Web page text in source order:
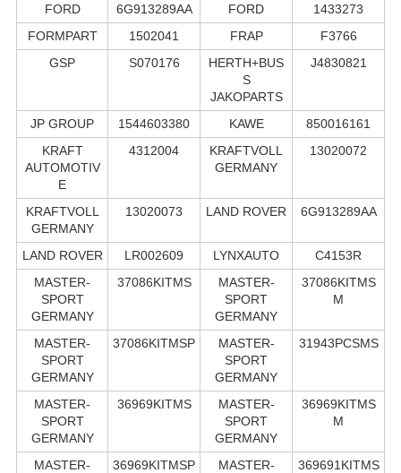
FORD
6G913289AA FORD
1433273
FORMPART
1502041 FRAP
F3766
GSP
S070176
HERTH+BUS
S
JAKOPARTS
J4830821
JP GROUP 1544603380 KAWE
850016161
KRAFT
AUTOMOTIV
E
4312004
KRAFTVOLL
GERMANY
13020072
KRAFTVOLL
GERMANY
13020073 LAND ROVER 6G913289AA
LAND ROVER LR002609 LYNXAUTO
C4153R
MASTER-
SPORT
GERMANY
37086KITMS
MASTER-
SPORT
GERMANY
37086KITMS
M
MASTER-
SPORT
GERMANY
37086KITMSP
MASTER-
SPORT
GERMANY
31943PCSMS
MASTER-
SPORT
GERMANY
36969KITMS
MASTER-
SPORT
GERMANY
36969KITMS
M
MASTER-
36969KITMSP
MASTER-
369691KITMS